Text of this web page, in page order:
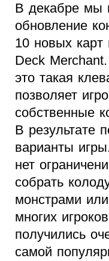
В декабре мы
обновление
10 новых карт
Deck
это такая
позволяет
собственные
В результате
варианты
нет
собрать
монстрами
многих
получились
самой